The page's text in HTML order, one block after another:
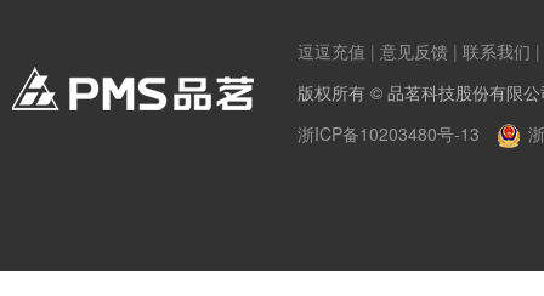
逗逗充值 | 意见反馈 | 联系我们 |
版权所有 © 品茗科技股份有限
浙ICP备10203480号-13